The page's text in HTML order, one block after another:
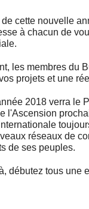
nouvelle
à chacun de
membres du
projets et une
verra le
l'Ascension
réseaux de
de ses peuples.
tous une